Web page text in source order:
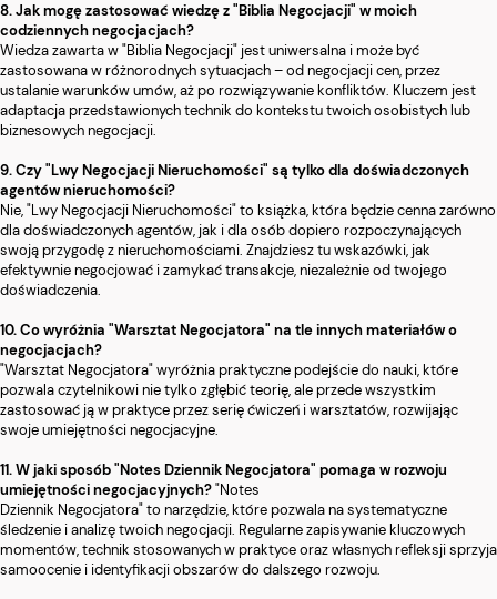
8. Jak mogę zastosować wiedzę z "Biblia Negocjacji" w moich
codziennych negocjacjach?
Wiedza zawarta w "Biblia Negocjacji" jest uniwersalna i może być
zastosowana w różnorodnych sytuacjach – od negocjacji cen, przez
ustalanie warunków umów, aż po rozwiązywanie konfliktów. Kluczem jest
adaptacja przedstawionych technik do kontekstu twoich osobistych lub
biznesowych negocjacji.
9. Czy "Lwy Negocjacji Nieruchomości" są tylko dla doświadczonych
agentów nieruchomości?
Nie, "Lwy Negocjacji Nieruchomości" to książka, która będzie cenna zarówno
dla doświadczonych agentów, jak i dla osób dopiero rozpoczynających
swoją przygodę z nieruchomościami. Znajdziesz tu wskazówki, jak
efektywnie negocjować i zamykać transakcje, niezależnie od twojego
doświadczenia.
10. Co wyróżnia "Warsztat Negocjatora" na tle innych materiałów o
negocjacjach?
"Warsztat Negocjatora" wyróżnia praktyczne podejście do nauki, które
pozwala czytelnikowi nie tylko zgłębić teorię, ale przede wszystkim
zastosować ją w praktyce przez serię ćwiczeń i warsztatów, rozwijając
swoje umiejętności negocjacyjne.
11. W jaki sposób "Notes Dziennik Negocjatora" pomaga w rozwoju
umiejętności negocjacyjnych?"Notes
Dziennik Negocjatora" to narzędzie, które pozwala na systematyczne
śledzenie i analizę twoich negocjacji. Regularne zapisywanie kluczowych
momentów, technik stosowanych w praktyce oraz własnych refleksji sprzyja
samoocenie i identyfikacji obszarów do dalszego rozwoju.